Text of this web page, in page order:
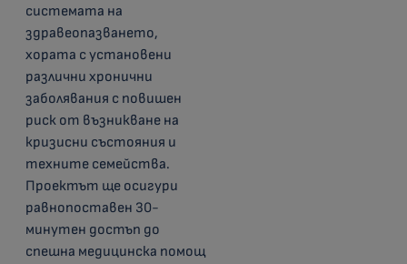
системата на
здравеопазването,
хората с установени
различни хронични
заболявания с повишен
риск от възникване на
кризисни състояния и
техните семейства.
Проектът ще осигури
равнопоставен 30-
минутен достъп до
спешна медицинска помощ